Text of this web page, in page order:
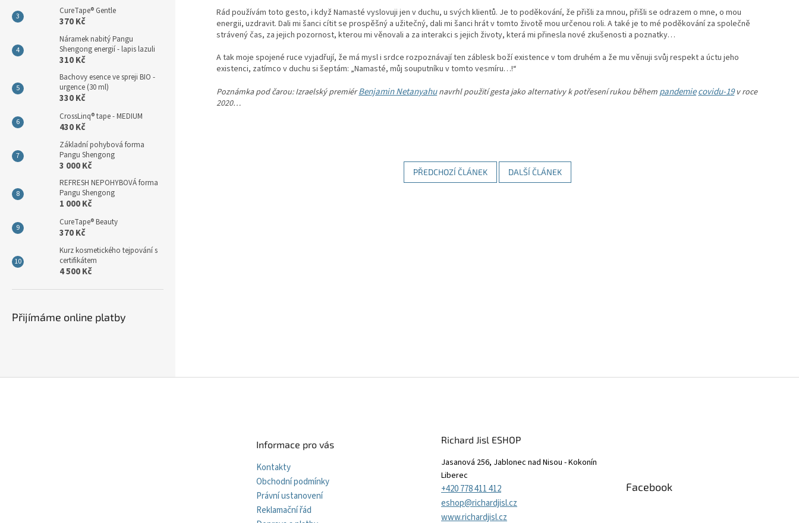
CureTape® Gentle
370 Kč
Náramek nabitý Pangu
Shengong energií - lapis lazuli
310 Kč
Bachovy esence ve spreji BIO -
urgence (30 ml)
330 Kč
CrossLinq® tape - MEDIUM
430 Kč
Základní pohybová forma
Pangu Shengong
3 000 Kč
REFRESH NEPOHYBOVÁ forma
Pangu Shengong
1 000 Kč
CureTape® Beauty
370 Kč
Kurz kosmetického tejpování s
certifikátem
4 500 Kč
Přijímáme online platby
Rád používám toto gesto, i když Namasté vyslovuji jen v duchu, u svých klientů. Je to poděkování, že přišli za mnou, přišli se odrazem o mne, o mou
energii, uzdravit. Dali mi šanci cítit se prospěšný a užitečný, dali mi šanci hrát v tomto životě mou určenou roli. A také je to mé poděkování za společně
strávený čas, za jejich pozornost, kterou mi věnovali a za interakci s jejich životy, která mi přinesla nové zkušenosti a poznatky…
A tak moje spojené ruce vyjadřují, že má mysl i srdce rozpoznávají ten záblesk boží existence v tom druhém a že mu věnuji svůj respekt a úctu jeho
existenci, zatímco v duchu si šeptám: „Namasté, můj souputníku v tomto vesmíru…!“
Poznámka pod čarou: Izraelský premiérBenjamin Netanyahunavrhl použití gesta jako alternativy k potřesení rukou během pandemiecovidu-19v roce
2020…
PŘEDCHOZÍ ČLÁNEK DALŠÍ ČLÁNEK
Informace pro vás
Kontakty
Obchodní podmínky
Právní ustanovení
Reklamační řád
Richard Jisl ESHOP
Jasanová 256, Jablonec nad Nisou - Kokonín
Liberec
+420 778 411 412
eshop@richardjisl.cz
www.richardjisl.cz
Facebook